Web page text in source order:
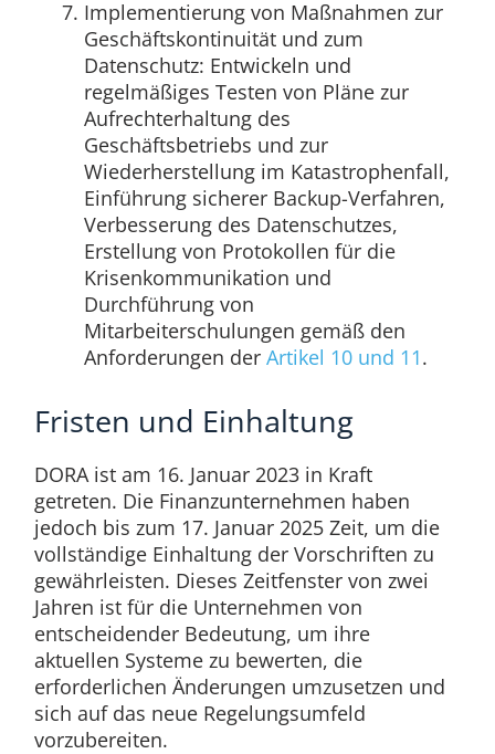
Implementierung von Maßnahmen zur
Geschäftskontinuität und zum
Datenschutz: Entwickeln und
regelmäßiges Testen von Pläne zur
Aufrechterhaltung des
Geschäftsbetriebs und zur
Wiederherstellung im Katastrophenfall,
Einführung sicherer Backup-Verfahren,
Verbesserung des Datenschutzes,
Erstellung von Protokollen für die
Krisenkommunikation und
Durchführung von
Mitarbeiterschulungen gemäß den
Anforderungen der Artikel 10 und 11.
Fristen und Einhaltung
DORA ist am 16. Januar 2023 in Kraft
getreten. Die Finanzunternehmen haben
jedoch bis zum 17. Januar 2025 Zeit, um die
vollständige Einhaltung der Vorschriften zu
gewährleisten. Dieses Zeitfenster von zwei
Jahren ist für die Unternehmen von
entscheidender Bedeutung, um ihre
aktuellen Systeme zu bewerten, die
erforderlichen Änderungen umzusetzen und
sich auf das neue Regelungsumfeld
vorzubereiten.